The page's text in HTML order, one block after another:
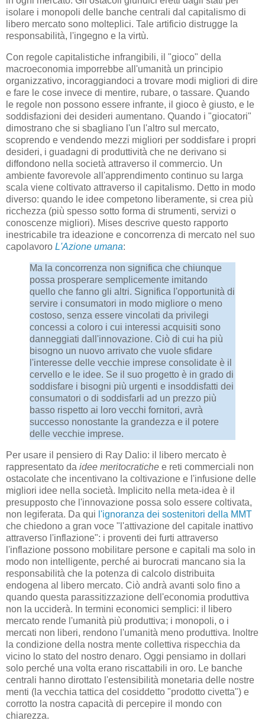
isolare i monopoli delle banche centrali dal capitalismo di
libero mercato sono molteplici. Tale artificio distrugge la
responsabilità, l'ingegno e la virtù.
Con regole capitalistiche infrangibili, il "gioco" della
macroeconomia imporrebbe all'umanità un principio
organizzativo, incoraggiandoci a trovare modi migliori di dire
e fare le cose invece di mentire, rubare, o tassare. Quando
le regole non possono essere infrante, il gioco è giusto, e le
soddisfazioni dei desideri aumentano. Quando i "giocatori"
dimostrano che si sbagliano l'un l'altro sul mercato,
scoprendo e vendendo mezzi migliori per soddisfare i propri
desideri, i guadagni di produttività che ne derivano si
diffondono nella società attraverso il commercio. Un
ambiente favorevole all'apprendimento continuo su larga
scala viene coltivato attraverso il capitalismo. Detto in modo
diverso: quando le idee competono liberamente, si crea più
ricchezza (più spesso sotto forma di strumenti, servizi o
conoscenze migliori). Mises descrive questo rapporto
inestricabile tra ideazione e concorrenza di mercato nel suo
capolavoro L'Azione umana:
Ma la concorrenza non significa che chiunque
possa prosperare semplicemente imitando
quello che fanno gli altri. Significa l'opportunità di
servire i consumatori in modo migliore o meno
costoso, senza essere vincolati da privilegi
concessi a coloro i cui interessi acquisiti sono
danneggiati dall'innovazione. Ciò di cui ha più
bisogno un nuovo arrivato che vuole sfidare
l'interesse delle vecchie imprese consolidate è il
cervello e le idee. Se il suo progetto è in grado di
soddisfare i bisogni più urgenti e insoddisfatti dei
consumatori o di soddisfarli ad un prezzo più
basso rispetto ai loro vecchi fornitori, avrà
successo nonostante la grandezza e il potere
delle vecchie imprese.
Per usare il pensiero di Ray Dalio: il libero mercato è
rappresentato da idee meritocratiche e reti commerciali non
ostacolate che incentivano la coltivazione e l'infusione delle
migliori idee nella società. Implicito nella meta-idea è il
presupposto che l'innovazione possa solo essere coltivata,
non legiferata. Da qui l'ignoranza dei sostenitori della MMT
che chiedono a gran voce "l'attivazione del capitale inattivo
attraverso l'inflazione": i proventi dei furti attraverso
l'inflazione possono mobilitare persone e capitali ma solo in
modo non intelligente, perché ai burocrati mancano sia la
responsabilità che la potenza di calcolo distribuita
endogena al libero mercato. Ciò andrà avanti solo fino a
quando questa parassitizzazione dell'economia produttiva
non la ucciderà. In termini economici semplici: il libero
mercato rende l'umanità più produttiva; i monopoli, o i
mercati non liberi, rendono l'umanità meno produttiva. Inoltre
la condizione della nostra mente collettiva rispecchia da
vicino lo stato del nostro denaro. Oggi pensiamo in dollari
solo perché una volta erano riscattabili in oro. Le banche
centrali hanno dirottato l'estensibilità monetaria delle nostre
menti (la vecchia tattica del cosiddetto "prodotto civetta") e
corrotto la nostra capacità di percepire il mondo con
chiarezza.